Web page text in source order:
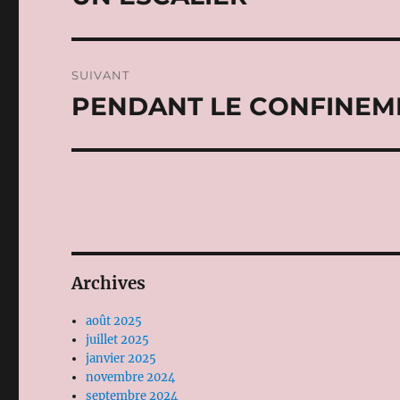
SUIVANT
Publication
PENDANT LE
Archives
août 2025
juillet 2025
janvier 2025
novembre 2024
septembre 2024